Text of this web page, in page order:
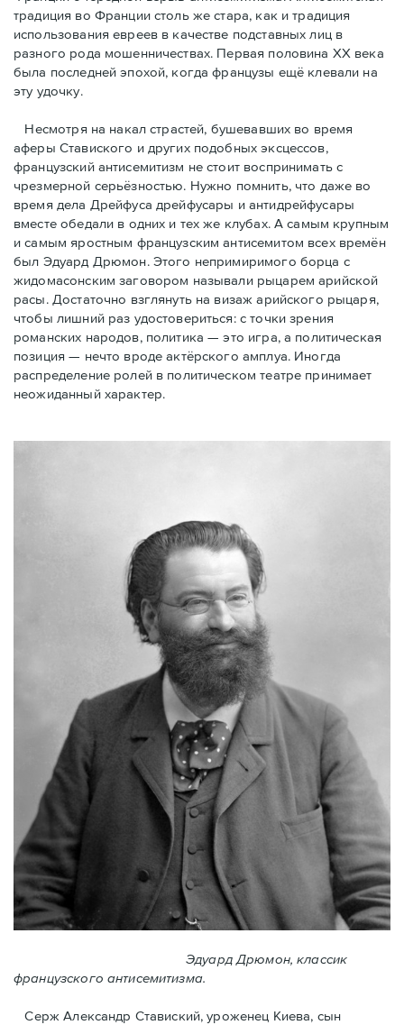
традиция во Франции столь же стара, как и традиция
использования евреев в качестве подставных лиц в
разного рода мошенничествах. Первая половина ХХ века
была последней эпохой, когда французы ещё клевали на
эту удочку.
Несмотря на накал страстей, бушевавших во время
аферы Ставиского и других подобных эксцессов,
французский антисемитизм не стоит воспринимать с
чрезмерной серьёзностью. Нужно помнить, что даже во
время дела Дрейфуса дрейфусары и антидрейфусары
вместе обедали в одних и тех же клубах. А самым крупным
и самым яростным французским антисемитом всех времён
был Эдуард Дрюмон. Этого непримиримого борца с
жидомасонским заговором называли рыцарем арийской
расы. Достаточно взглянуть на визаж арийского рыцаря,
чтобы лишний раз удостовериться: с точки зрения
романских народов, политика — это игра, а политическая
позиция — нечто вроде актёрского амплуа. Иногда
распределение ролей в политическом театре принимает
неожиданный характер.
Эдуард Дрюмон, классик
французского антисемитизма.
Серж Александр Ставиский, уроженец Киева, сын